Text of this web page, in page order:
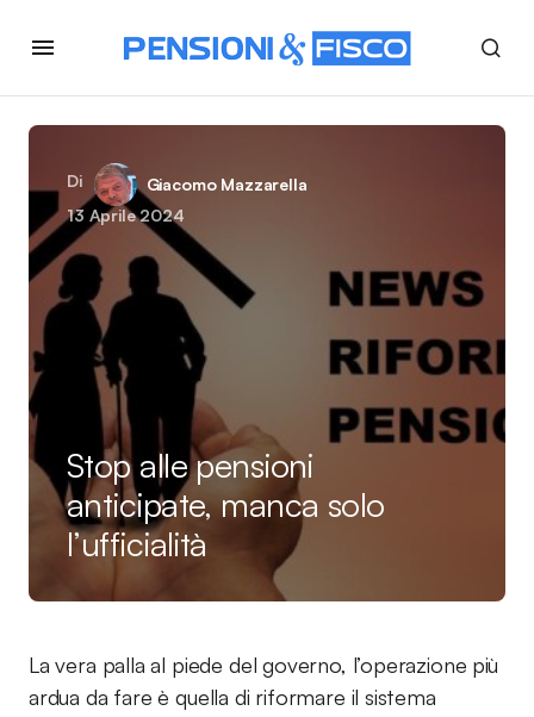
Di
Giacomo Mazzarella
13 Aprile 2024
Stop alle pensioni
anticipate, manca solo
l’ufficialità
La vera palla al piede del governo, l’operazione più
ardua da fare è quella di riformare il sistema